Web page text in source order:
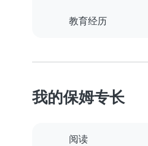
教育经历
我的保姆专长
阅读